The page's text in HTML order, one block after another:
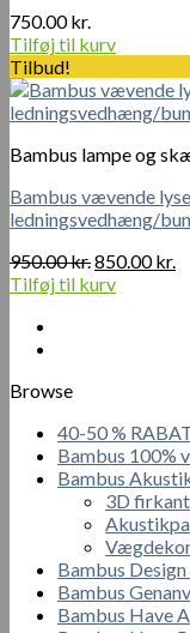
750.00kr.
Tilføj til kurv
Tilbud!
Bambus lampe og
Bambus vævende
ledningsvedhæng/
950.00kr.Den
oprindelige
850.00kr.
Tilføj til kurv
Browse
40-50 %
Bambus 100%
Bambus
3D firkant
Bambus
Bambus
Bambus Have